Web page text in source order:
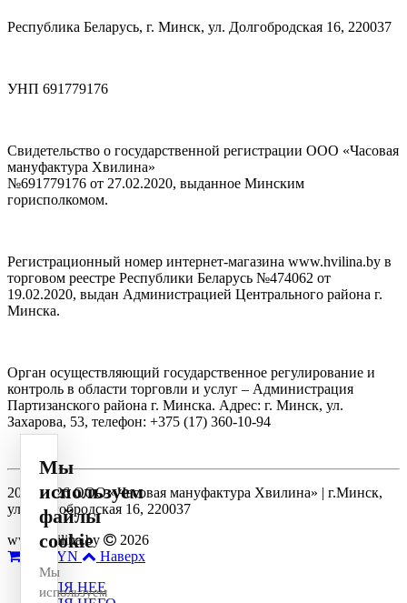
Республика Беларусь, г. Минск, ул. Долгобродская 16, 220037
УНП 691779176
Свидетельство о государственной регистрации ООО «Часовая
мануфактура Хвилина»
№691779176 от 27.02.2020, выданное Минским
горисполкомом.
Регистрационный номер интернет-магазина www.hvilina.by в
торговом реестре Республики Беларусь №474062 от
19.02.2020, выдан Администрацией Центрального района г.
Минска.
Орган осуществляющий государственное регулирование и
контроль в области торговли и услуг – Администрация
Партизанского района г. Минска. Адрес: г. Минск, ул.
Захарова, 53, телефон: +375 (17) 360-10-94
2014-2026 ООО «Часовая мануфактура Хвилина» | г.Минск,
ул. Долгобродская 16, 220037
www.hvilina.by
2026
0 BYN
Наверх
ДЛЯ НЕЕ
Мы
используем
файлы
cookie
Мы
используем